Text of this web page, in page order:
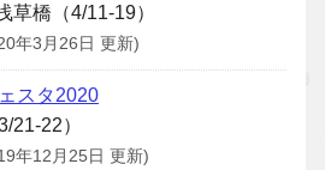
草橋（4/11-19）
年3月26日 更新)
スタ2020
21-22）
年12月25日 更新)